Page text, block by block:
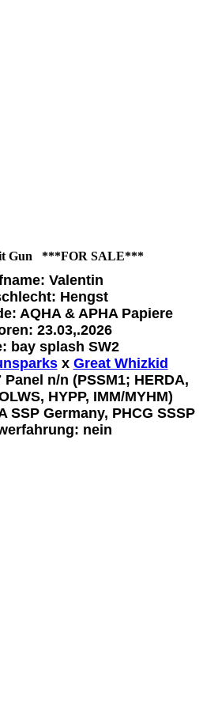
Gun ***FOR SALE***
Valentin
Hengst
AQHA & APHA Papiere
23.03,.2026
bay splash SW2
x Great Whizkid
n/n (PSSM1; HERDA,
HYPP, IMM/MYHM)
SSP Germany, PHCG SSSP
nein